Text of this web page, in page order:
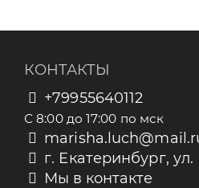
КОНТАКТЫ
+79955640112
С 8:00 до 17:00 по мск
г. Екатеринбург,
Мы в контакте